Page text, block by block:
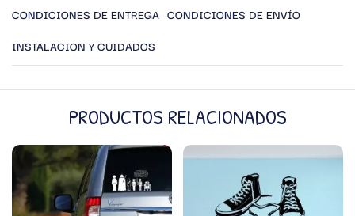
CONDICIONES DE ENTREGA CONDICIONES DE ENVÍO
INSTALACION Y CUIDADOS
PRODUCTOS RELACIONADOS